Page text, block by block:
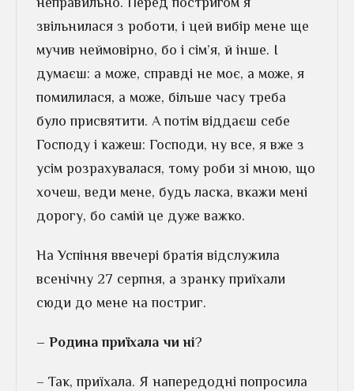
звільнилася з роботи, і цей вибір мене ще
мучив неймовірно, бо і сім’я, й інше. І
думаєш: а може, справді не моє, а може, я
помилилася, а може, більше часу треба
було присвятити. А потім віддаєш себе
Господу і кажеш: Господи, ну все, я вже з
усім розрахувалася, тому роби зі мною, що
хочеш, веди мене, будь ласка, вкажи мені
дорогу, бо самій це дуже важко.
На Успіння ввечері братія відслужила
всенічну 27 серпня, а зранку приїхали
сюди до мене на постриг.
– Родина приїхала чи ні?
– Так, приїхала. Я напередодні попросила